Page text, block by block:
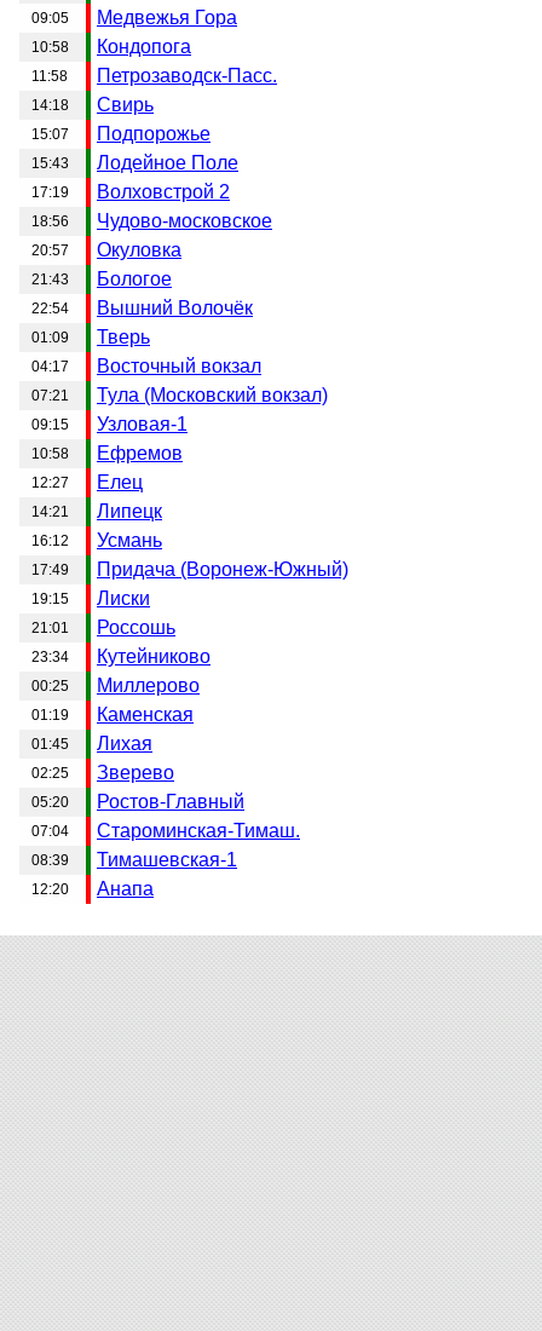
09:05 Медвежья Гора
10:58 Кондопога
11:58 Петрозаводск-Пасс.
14:18 Свирь
15:07 Подпорожье
15:43 Лодейное Поле
17:19 Волховстрой 2
18:56 Чудово-московское
20:57 Окуловка
21:43 Бологое
22:54 Вышний Волочёк
01:09 Тверь
04:17 Восточный вокзал
07:21 Тула (Московский вокзал)
09:15 Узловая-1
10:58 Ефремов
12:27 Елец
14:21 Липецк
16:12 Усмань
17:49 Придача (Воронеж-Южный)
19:15 Лиски
21:01 Россошь
23:34 Кутейниково
00:25 Миллерово
01:19 Каменская
01:45 Лихая
02:25 Зверево
05:20 Ростов-Главный
07:04 Староминская-Тимаш.
08:39 Тимашевская-1
12:20 Анапа